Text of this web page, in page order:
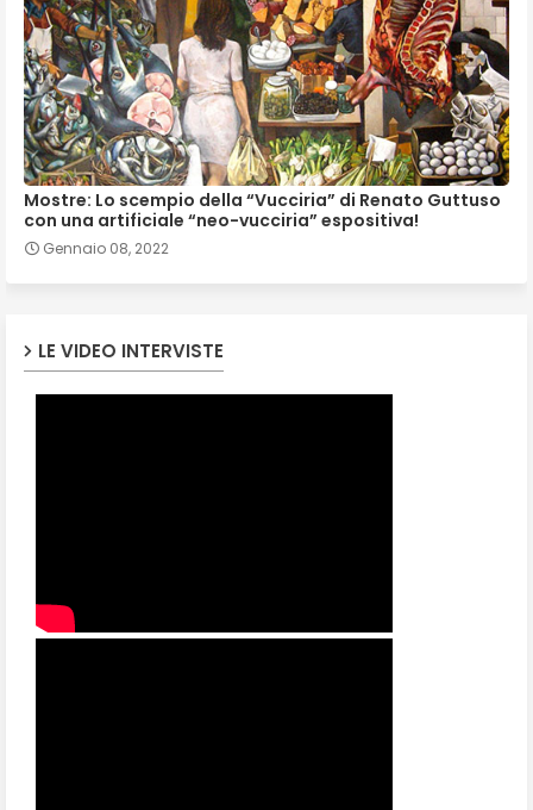
Mostre: Lo scempio della “Vucciria” di Renato Guttuso
con una artificiale “neo-vucciria” espositiva!
Gennaio 08, 2022
LE VIDEO INTERVISTE